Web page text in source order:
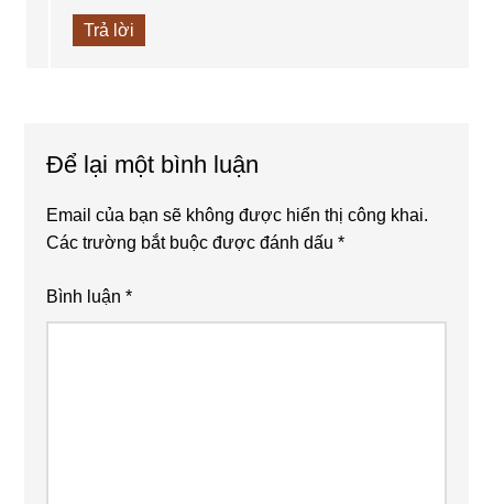
Trả lời
Để lại một bình luận
Email của bạn sẽ không được hiển thị công khai.
Các trường bắt buộc được đánh dấu*
Bình luận*